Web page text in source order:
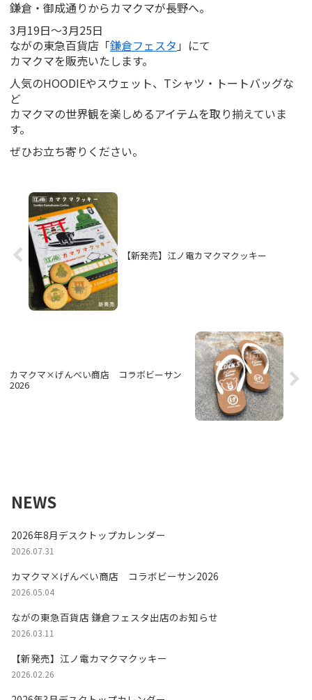
プ
フ
ィ
ー
ル
を
Facebook
で
表
示
プ
フ
ィ
ー
ル
を
Twitter
表
示
プ
フ
ィ
ー
ル
を
Instagram
表
示
鎌倉・御成通りからカマクマが長野へ。
3月19日〜3月25日
ながの東急百貨店「鎌倉フェスタ 」にて
カマクマを販売いたします。
人気のHOODIEやスウェット、Tシャツ・トートバッグな
ど
カマクマの世界観を楽しめるアイテムを取り揃えていま
す。
ぜひお立ち寄りください。
【新発売】江ノ電カマクマクッキー
カマクマ×げんべい商店 コラボビーサン
2026
NEWS
2026年8月デスクトップカレンダー
2026.07.31
カマクマ×げんべい商店 コラボビーサン2026
2026.05.04
ながの東急百貨店 鎌倉フェスタ出店のお知らせ
2026.03.11
【新発売】江ノ電カマクマクッキー
2026.02.26